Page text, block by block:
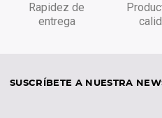
Rapidez de
entrega
SUSCRÍBETE A NUESTRA